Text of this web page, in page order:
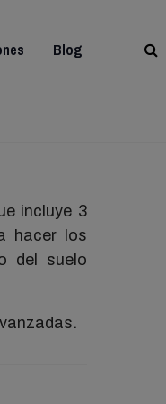
Blog
incluye 3
hacer los
del suelo